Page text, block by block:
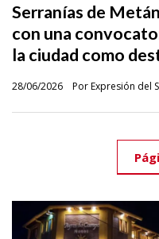
Serranías de
con una
la ciudad como
Por Expresión del
28/06/2026